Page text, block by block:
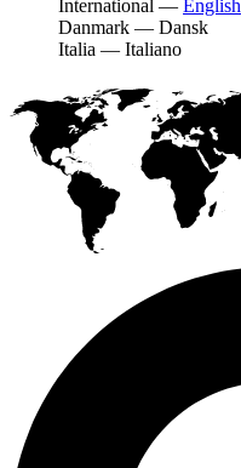
International — English
Danmark — Dansk
Italia — Italiano